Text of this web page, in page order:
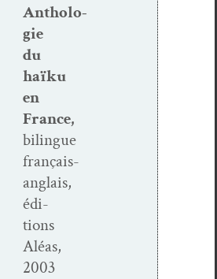
Antholo­
gie
du
haïku
en
France,
bilingue
français-
anglais,
édi­
tions
Aléas,
2003